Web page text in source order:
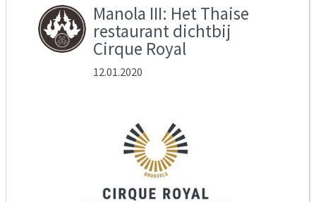
Manola III: Het Thaise
restaurant dichtbij
Cirque Royal
12.01.2020